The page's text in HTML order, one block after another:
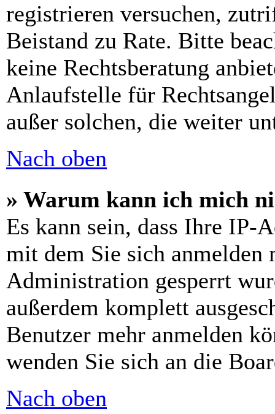
registrieren versuchen,
Beistand zu Rate. Bitte
keine Rechtsberatung
Anlaufstelle für
außer solchen, die weiter
Nach oben
» Warum kann ich mich
Es kann sein, dass Ihre IP-
mit dem Sie sich anmelden
Administration gesperrt
außerdem komplett
Benutzer mehr anmelden
wenden Sie sich an die
Nach oben